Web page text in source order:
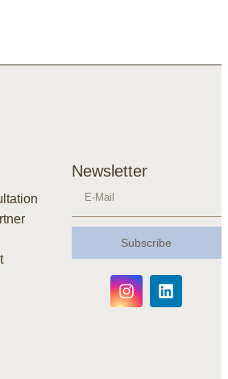
Newsletter
Subscribe